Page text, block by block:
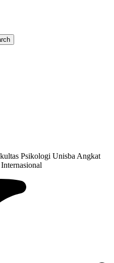
Psikologi Unisba Angkat